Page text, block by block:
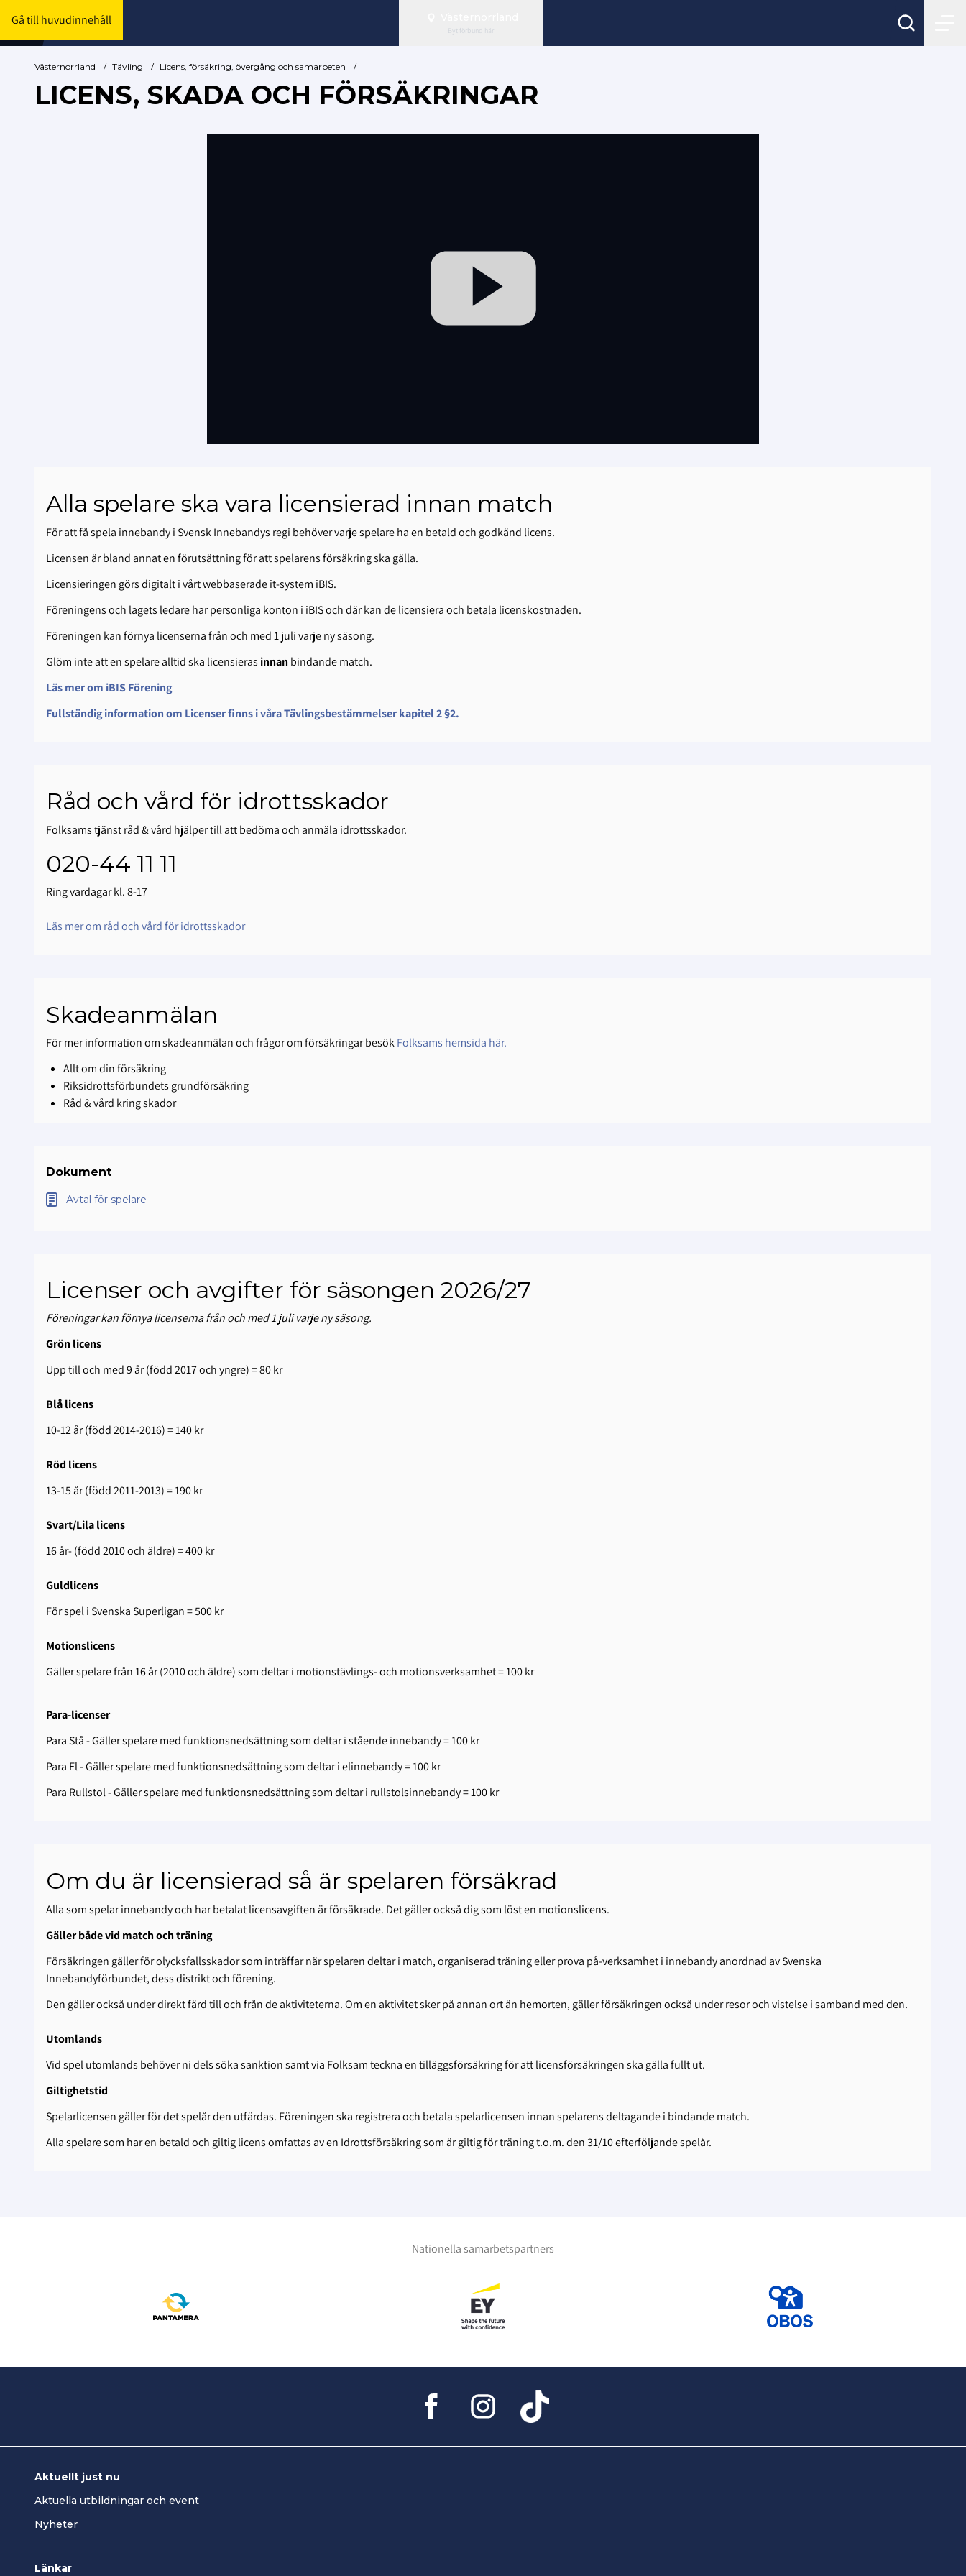
Gå till huvudinnehåll
Byt förbund här
Västernorrland / Tävling / Licens, försäkring, övergång och samarbeten /
LICENS, SKADA OCH FÖRSÄKRINGAR
Alla spelare ska vara licensierad innan match
För att få spela innebandy i Svensk Innebandys regi behöver varje spelare ha en betald och godkänd licens.
Licensen är bland annat en förutsättning för att spelarens försäkring ska gälla.
Licensieringen görs digitalt i vårt webbaserade it-system iBIS.
Föreningens och lagets ledare har personliga konton i iBIS och där kan de licensiera och betala licenskostnaden.
Föreningen kan förnya licenserna från och med 1 juli varje ny säsong.
Glöm inte att en spelare alltid ska licensieras innanbindande match.
Läs mer om iBIS Förening
Fullständig information om Licenser finns i våra Tävlingsbestämmelser kapitel 2 §2.
Råd och vård för idrottsskador
Folksams tjänst råd & vård hjälper till att bedöma och anmäla idrottsskador.
020-44 11 11
Ring vardagar kl. 8-17
Läs mer om råd och vård för idrottsskador
Skadeanmälan
För mer information om skadeanmälan och frågor om försäkringar besökFolksams hemsida här.
Allt om din försäkring
Riksidrottsförbundets grundförsäkring
Råd & vård kring skador
Dokument
Avtal för spelare
Licenser och avgifter för säsongen 2026/27
Föreningar kan förnya licenserna från och med 1 juli varje ny säsong.
Grön licens
Upp till och med 9 år (född 2017 och yngre) = 80 kr
Blå licens
10-12 år (född 2014-2016) = 140 kr
Röd licens
13-15 år (född 2011-2013) = 190 kr
Svart/Lila licens
16 år- (född 2010 och äldre) = 400 kr
Guldlicens
För spel i Svenska Superligan = 500 kr
Motionslicens
Gäller spelare från 16 år (2010 och äldre) som deltar i motionstävlings- och motionsverksamhet = 100 kr
Para-licenser
Para Stå - Gäller spelare med funktionsnedsättning som deltar i stående innebandy = 100 kr
Para El - Gäller spelare med funktionsnedsättning som deltar i elinnebandy = 100 kr
Para Rullstol - Gäller spelare med funktionsnedsättning som deltar i rullstolsinnebandy = 100 kr
Om du är licensierad så är spelaren försäkrad
Alla som spelar innebandy och har betalat licensavgiften är försäkrade. Det gäller också dig som löst en motionslicens.
Gäller både vid match och träning
Försäkringen gäller för olycksfallsskador som inträffar när spelaren deltar i match, organiserad träning eller prova på-verksamhet i innebandy anordnad av Svenska
Innebandyförbundet, dess distrikt och förening.
Den gäller också under direkt färd till och från de aktiviteterna. Om en aktivitet sker på annan ort än hemorten, gäller försäkringen också under resor och vistelse i samband med den.
Utomlands
Vid spel utomlands behöver ni dels söka sanktion samt via Folksam teckna en tilläggsförsäkring för att licensförsäkringen ska gälla fullt ut.
Giltighetstid
Spelarlicensen gäller för det spelår den utfärdas. Föreningen ska registrera och betala spelarlicensen innan spelarens deltagande i bindande match.
Alla spelare som har en betald och giltig licens omfattas av en Idrottsförsäkring som är giltig för träning t.o.m. den 31/10 efterföljande spelår.
Nationella samarbetspartners
Aktuellt just nu
Aktuella utbildningar och event
Nyheter
Länkar